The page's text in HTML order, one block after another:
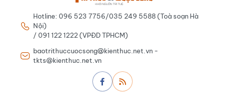
Hotline: 096 523 7756/035 249 5588 (Toà soạn Hà
Nội)
/ 091 122 1222 (VPĐD TPHCM)
baotrithuccuocsong@kienthuc.net.vn -
tkts@kienthuc.net.vn